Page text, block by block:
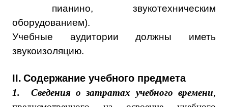
пианино, звукотехническим
оборудованием).
Учебные аудитории должны иметь
звукоизоляцию.
II. Содержание учебного предмета
1. Сведения о затратах учебного времени,